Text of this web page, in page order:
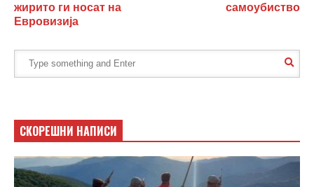
жирито ги носат на
Евровизија
самоубиство
СКОРЕШНИ НАПИСИ